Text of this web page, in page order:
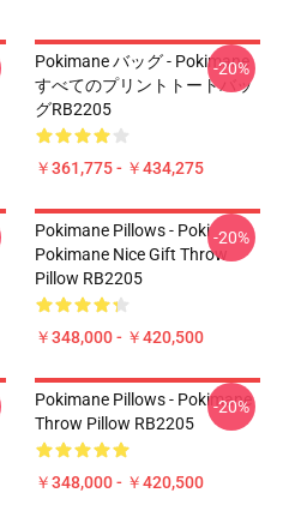
Pokimane バッグ - Pokimane
すべてのプリントトートバッ
グRB2205
￥361,775 - ￥434,275
-20%
Pokimane Pillows - Poki
Pokimane Nice Gift Throw
Pillow RB2205
￥348,000 - ￥420,500
-20%
Pokimane Pillows - Pokimane
Throw Pillow RB2205
￥348,000 - ￥420,500
-20%